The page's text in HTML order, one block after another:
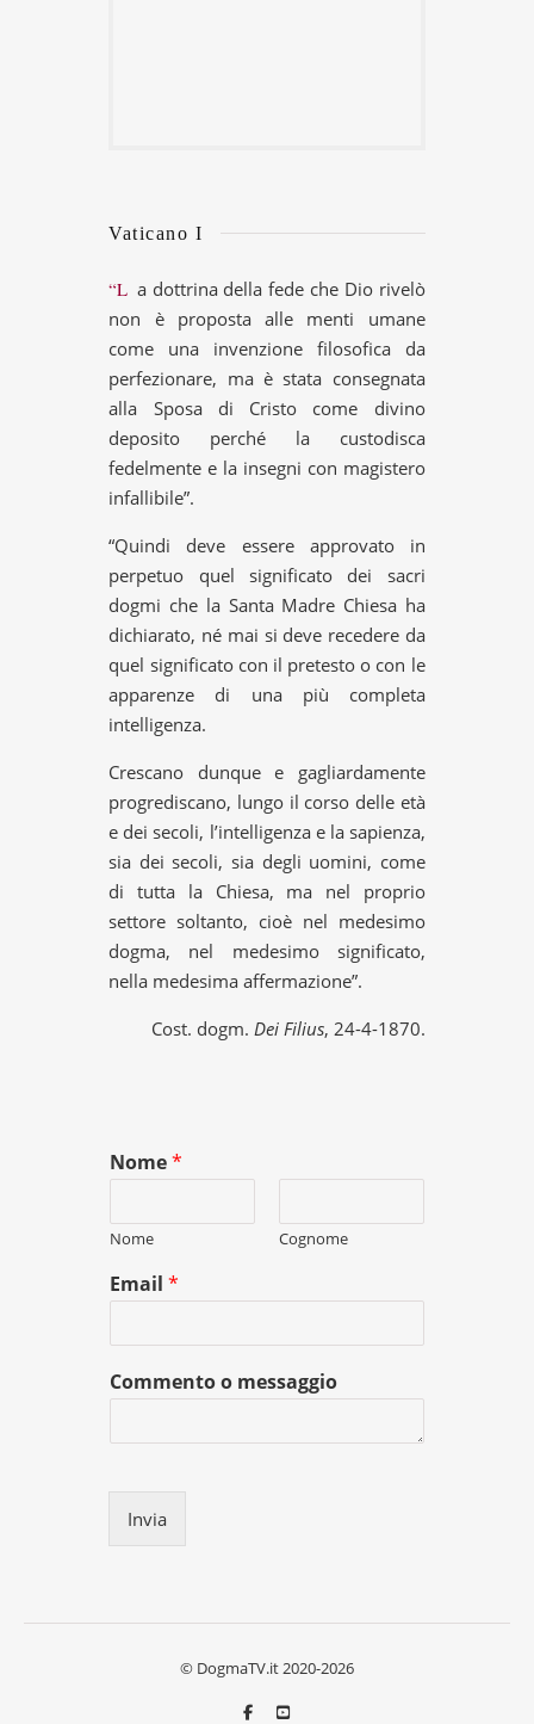
Vaticano I
“La dottrina della fede che Dio rivelò
non è proposta alle menti umane
come una invenzione filosofica da
perfezionare, ma è stata consegnata
alla Sposa di Cristo come divino
deposito perché la custodisca
fedelmente e la insegni con magistero
infallibile”.
“Quindi deve essere approvato in
perpetuo quel significato dei sacri
dogmi che la Santa Madre Chiesa ha
dichiarato, né mai si deve recedere da
quel significato con il pretesto o con le
apparenze di una più completa
intelligenza.
Crescano dunque e gagliardamente
progrediscano, lungo il corso delle età
e dei secoli, l’intelligenza e la sapienza,
sia dei secoli, sia degli uomini, come
di tutta la Chiesa, ma nel proprio
settore soltanto, cioè nel medesimo
dogma, nel medesimo significato,
nella medesima affermazione”.
Cost. dogm. Dei Filius, 24-4-1870.
Nome*
Nome Cognome
Email*
Commento o messaggio
Invia
© DogmaTV.it 2020-2026